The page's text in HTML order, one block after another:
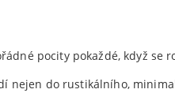
pocity pokaždé, když se
nejen do rustikálního,